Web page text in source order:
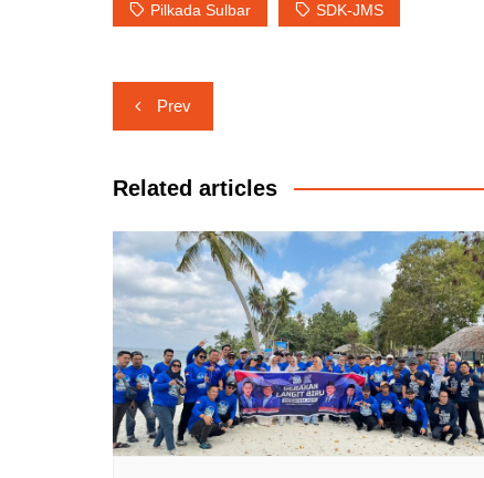
Pilkada Sulbar SDK-JMS
Navigasi
pos
Prev
Related articles